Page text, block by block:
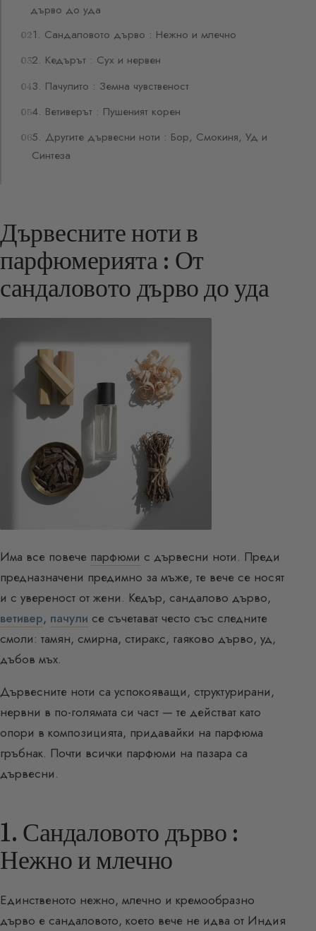
дърво до уда
1. Сандаловото дърво : Нежно и млечно
2. Кедърът : Сух и нервен
3. Пачулито : Земна чувственост
4. Ветиверът : Пушеният корен
5. Другите дървесни ноти : Бор, Смокиня, Уд и
Синтеза
Дървесните ноти в
парфюмерията : От
сандаловото дърво до уда
Има все повече парфюми с дървесни ноти. Преди
предназначени предимно за мъже, те вече се носят
и с увереност от жени. Кедър, сандалово дърво,
ветивер, пачули се съчетават често със следните
смоли: тамян, смирна, стиракс, гаяково дърво, уд,
дъбов мъх.
Дървесните ноти са успокояващи, структурирани,
нервни в по-голямата си част — те действат като
опори в композицията, придавайки на парфюма
гръбнак. Почти всички парфюми на пазара са
дървесни.
1. Сандаловото дърво :
Нежно и млечно
Единственото нежно, млечно и кремообразно
дърво е сандаловото, което вече не идва от Индия